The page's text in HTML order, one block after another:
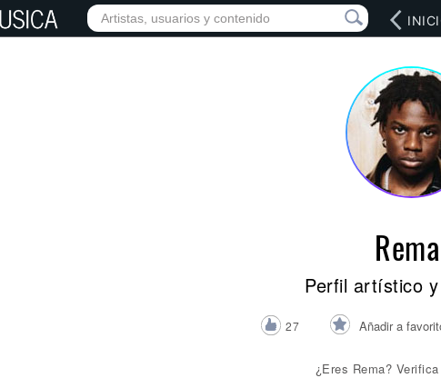
Rema
Perfil artístico
27 Añadir a
¿Eres Rema?